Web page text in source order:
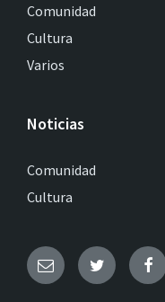
Comunidad
Cultura
Varios
Noticias
Comunidad
Cultura